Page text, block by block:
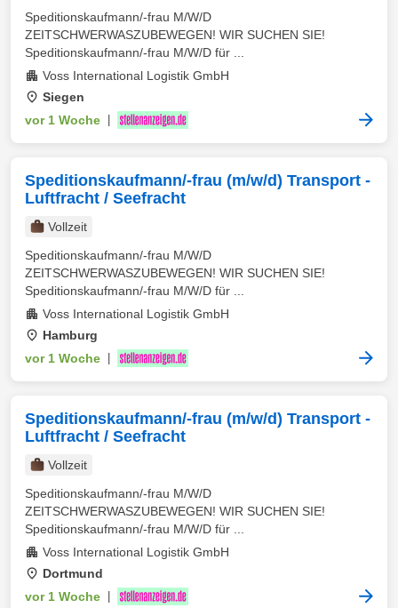
Speditionskaufmann/-frau M/W/D
ZEITSCHWERWASZUBEWEGEN! WIR SUCHEN SIE!
Speditionskaufmann/-frau M/W/D für ...
Voss International Logistik GmbH
Siegen
vor 1 Woche
Speditionskaufmann/-frau (m/w/d) Transport -
Luftfracht / Seefracht
Vollzeit
Speditionskaufmann/-frau M/W/D
ZEITSCHWERWASZUBEWEGEN! WIR SUCHEN SIE!
Speditionskaufmann/-frau M/W/D für ...
Voss International Logistik GmbH
Hamburg
vor 1 Woche
Speditionskaufmann/-frau (m/w/d) Transport -
Luftfracht / Seefracht
Vollzeit
Speditionskaufmann/-frau M/W/D
ZEITSCHWERWASZUBEWEGEN! WIR SUCHEN SIE!
Speditionskaufmann/-frau M/W/D für ...
Voss International Logistik GmbH
Dortmund
vor 1 Woche